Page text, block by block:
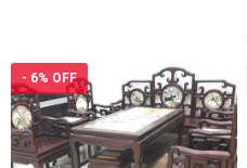
- 6% OFF